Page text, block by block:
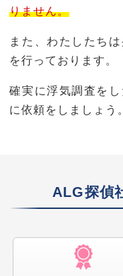
りません。
また、わたしたち
を行っております。
確実に浮気調査を
に依頼をしましょう。
ALG探偵